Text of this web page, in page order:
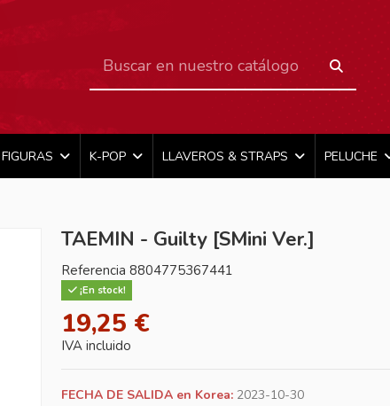
FIGURAS K-POP LLAVEROS & STRAPS PELUCHE
TAEMIN - Guilty [SMini Ver.]
Referencia 8804775367441
¡En stock!
19,25 €
IVA incluido
FECHA DE SALIDA en Korea: 2023-10-30